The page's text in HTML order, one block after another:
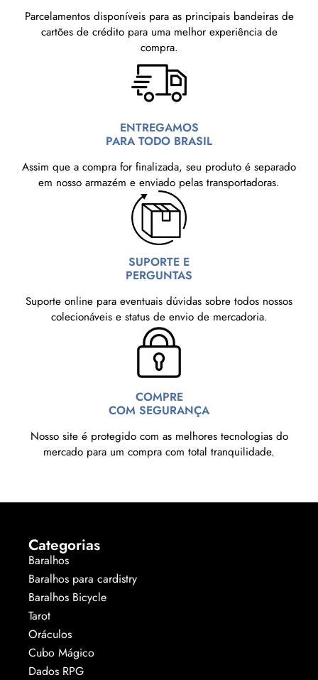
Parcelamentos disponíveis para as principais bandeiras de
cartões de crédito para uma melhor experiência de
compra.
ENTREGAMOS
PARA TODO BRASIL
Assim que a compra for finalizada, seu produto é separado
em nosso armazém e enviado pelas transportadoras.
SUPORTE E
PERGUNTAS
Suporte online para eventuais dúvidas sobre todos nossos
colecionáveis e status de envio de mercadoria.
COMPRE
COM SEGURANÇA
Nosso site é protegido com as melhores tecnologias do
mercado para um compra com total tranquilidade.
Categorias
Baralhos
Baralhos para cardistry
Baralhos Bicycle
Tarot
Oráculos
Cubo Mágico
Dados RPG